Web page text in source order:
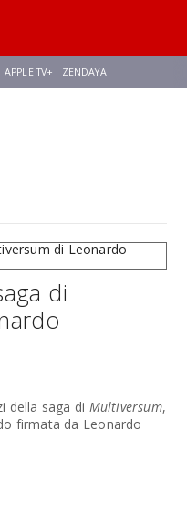
APPLE TV+ ZENDAYA
di
della saga di Multiversum,
firmata da Leonardo